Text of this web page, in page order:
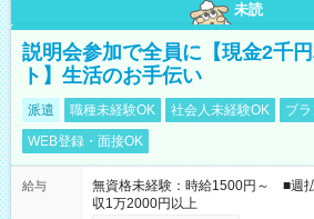
未読
説明会参加で全員に【現金2千
ト】生活のお手伝い
派遣 職種未経験OK 社会人未経験OK
ブ
WEB登録・面接OK
給与
無資格未経験：時給1500円～ ■
収1万2000円以上